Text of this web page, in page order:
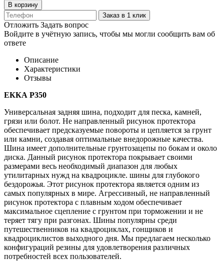
В корзину
Заказ в 1 клик
Отложить Задать вопрос
Войдите в учётную запись, чтобы мы могли сообщить вам об
ответе
Описание
Характеристики
Отзывы
ЕККА Р350
Универсальная задняя шина, подходит для песка, камней,
грязи или болот. Не направленный рисунок протектора
обеспечивает предсказуемые повороты и цепляется за грунт
или камни, создавая оптимальные внедорожные качества.
Шина имеет дополнительные грунтозацепы по бокам и около
диска. Данный рисунок протектора покрывает своими
размерами весь необходимый диапазон для любых
утилитарных нужд на квадроцикле. шины для глубокого
бездорожья. Этот рисунок протектора является одним из
самых популярных в мире. Агрессивный, не направленный
рисунок протектора с плавным ходом обеспечивает
максимальное сцепление с грунтом при торможении и не
теряет тягу при разгонах. Шины популярны среди
путешественников на квадроциклах, гонщиков и
квадроциклистов выходного дня. Мы предлагаем несколько
конфигураций резины для удовлетворения различных
потребностей всех пользователей.